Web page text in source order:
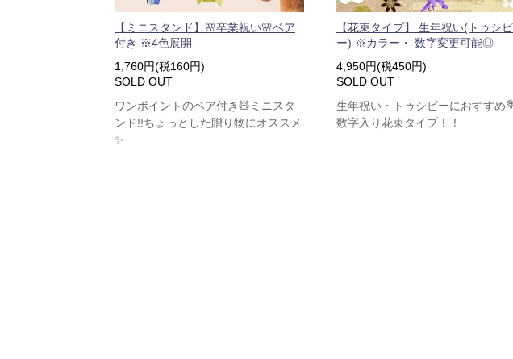
【ミニスタンド】🌸卒業祝い🌸ベア
付き ※4色展開
1,760円(税160円)
SOLD OUT
ワンポイントのベア付き🧸ミニスタ
ンド!!ちょっとした贈り物にオススメ
✨
【花束タイプ】 生年祝い(トゥシビ
ー) ※カラー・ 数字変更可能◎
4,950円(税450円)
SOLD OUT
生年祝い・トゥシビーにおすすめ
数字入り花束タイプ！！